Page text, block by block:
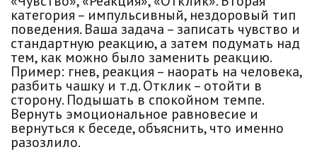
категория – импульсивный, нездоровый тип
поведения. Ваша задача – записать чувство и
стандартную реакцию, а затем подумать над
тем, как можно было заменить реакцию.
Пример: гнев, реакция – наорать на человека,
разбить чашку и т.д. Отклик – отойти в
сторону. Подышать в спокойном темпе.
Вернуть эмоциональное равновесие и
вернуться к беседе, объяснить, что именно
разозлило.